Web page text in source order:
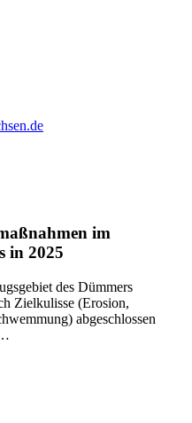
im
in 2025
des Dümmers
Zielkulisse (Erosion,
abgeschlossen